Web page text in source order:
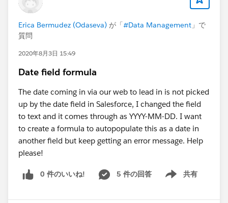
Erica Bermudez (Odaseva) が「#Data Management 」で
質問
2020年8月3日 15:49
Date field formula
The date coming in via our web to lead in is not picked
up by the date field in Salesforce, I changed the field
to text and it comes through as YYYY-MM-DD. I want
to create a formula to autopopulate this as a date in
another field but keep getting an error message. Help
please!
0 件のいいね! 5 件の回答 共有
Show menu